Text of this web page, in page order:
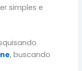
simples e
, buscando